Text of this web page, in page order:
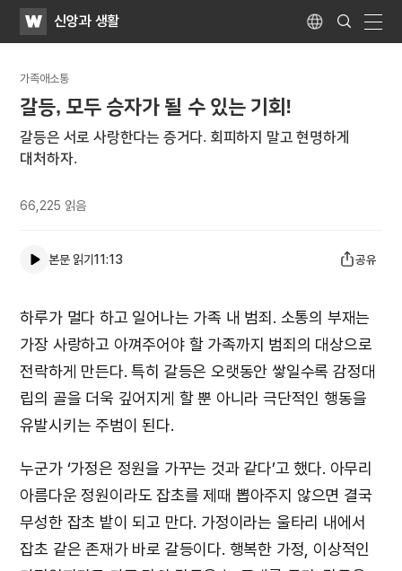
WATV신앙과 생활 Language
Search
Submit
가족애소통
갈등, 모두 승자가 될 수 있는 기회!
갈등은 서로 사랑한다는 증거다. 회피하지 말고 현명하게
대처하자.
66,225 읽음
본문 읽기11:13 공유
하루가 멀다 하고 일어나는 가족 내 범죄. 소통의 부재는
가장 사랑하고 아껴주어야 할 가족까지 범죄의 대상으로
전락하게 만든다. 특히 갈등은 오랫동안 쌓일수록 감정대
립의 골을 더욱 깊어지게 할 뿐 아니라 극단적인 행동을
유발시키는 주범이 된다.
누군가 ‘가정은 정원을 가꾸는 것과 같다’고 했다. 아무리
아름다운 정원이라도 잡초를 제때 뽑아주지 않으면 결국
무성한 잡초 밭이 되고 만다. 가정이라는 울타리 내에서
잡초 같은 존재가 바로 갈등이다. 행복한 가정, 이상적인